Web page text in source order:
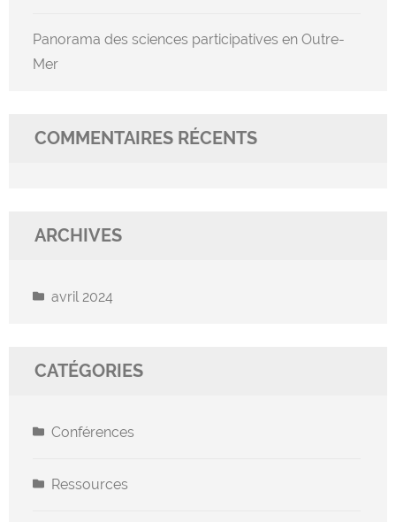
Panorama des sciences participatives en Outre-
Mer
COMMENTAIRES RÉCENTS
ARCHIVES
avril 2024
CATÉGORIES
Conférences
Ressources